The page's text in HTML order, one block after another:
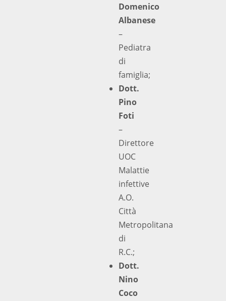
Domenico
Albanese
–
Pediatra
di
famiglia;
Dott.
Pino
Foti
–
Direttore
UOC
Malattie
infettive
A.O.
Città
Metropolitana
di
R.C.;
Dott.
Nino
Coco